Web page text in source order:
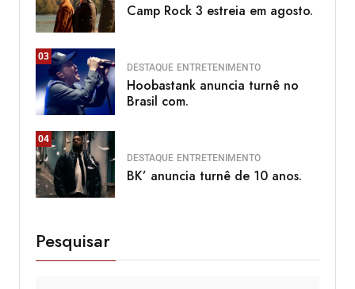
Camp Rock 3 estreia em agosto.
03
DESTAQUE ENTRETENIMENTO
Hoobastank anuncia turnê no
Brasil com.
04
DESTAQUE ENTRETENIMENTO
BK’ anuncia turnê de 10 anos.
Pesquisar